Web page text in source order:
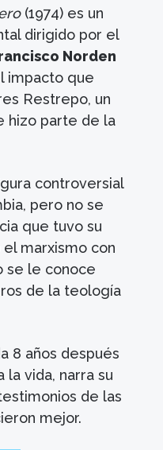
(1974) es un
dirigido por el
Norden
impacto que
Restrepo, un
hizo parte de la
controversial
pero no se
que tuvo su
marxismo con
se le conoce
de la teología
8 años después
vida, narra su
de las
mejor.